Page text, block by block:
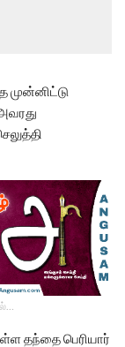
முன்னிட்டு
தந்தை பெரியார்